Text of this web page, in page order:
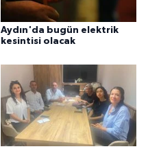
Aydın'da bugün elektrik
kesintisi olacak